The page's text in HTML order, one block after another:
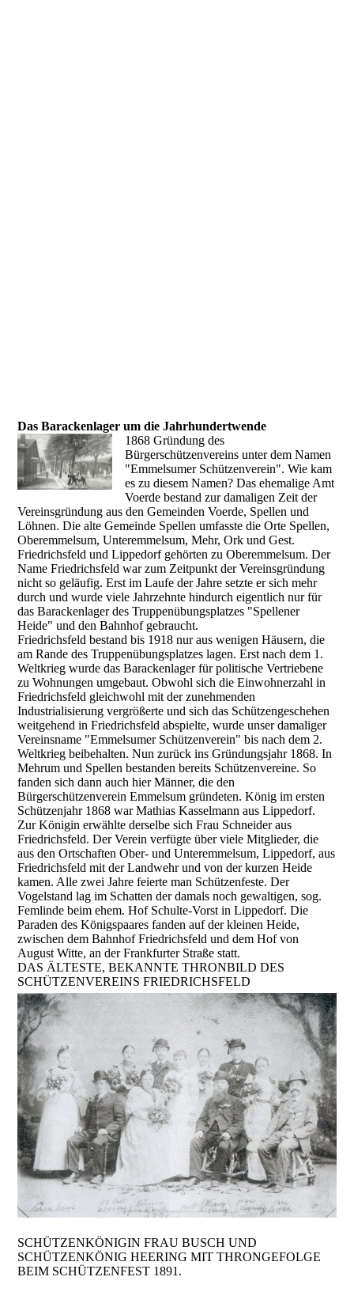
Das Barackenlager um die Jahrhundertwende
1868 Gründung des
Bürgerschützenvereins unter dem Namen
"Emmelsumer Schützenverein". Wie kam
es zu diesem Namen? Das ehemalige Amt
Voerde bestand zur damaligen Zeit der
Vereinsgründung aus den Gemeinden Voerde, Spellen und
Löhnen. Die alte Gemeinde Spellen umfasste die Orte Spellen,
Oberemmelsum, Unteremmelsum, Mehr, Ork und Gest.
Friedrichsfeld und Lippedorf gehörten zu Oberemmelsum. Der
Name Friedrichsfeld war zum Zeitpunkt der Vereinsgründung
nicht so geläufig. Erst im Laufe der Jahre setzte er sich mehr
durch und wurde viele Jahrzehnte hindurch eigentlich nur für
das Barackenlager des Truppenübungsplatzes "Spellener
Heide" und den Bahnhof gebraucht.
Friedrichsfeld bestand bis 1918 nur aus wenigen Häusern, die
am Rande des Truppenübungsplatzes lagen. Erst nach dem 1.
Weltkrieg wurde das Barackenlager für politische Vertriebene
zu Wohnungen umgebaut. Obwohl sich die Einwohnerzahl in
Friedrichsfeld gleichwohl mit der zunehmenden
Industrialisierung vergrößerte und sich das Schützengeschehen
weitgehend in Friedrichsfeld abspielte, wurde unser damaliger
Vereinsname "Emmelsumer Schützenverein" bis nach dem 2.
Weltkrieg beibehalten. Nun zurück ins Gründungsjahr 1868. In
Mehrum und Spellen bestanden bereits Schützenvereine. So
fanden sich dann auch hier Männer, die den
Bürgerschützenverein Emmelsum gründeten. König im ersten
Schützenjahr 1868 war Mathias Kasselmann aus Lippedorf.
Zur Königin erwählte derselbe sich Frau Schneider aus
Friedrichsfeld. Der Verein verfügte über viele Mitglieder, die
aus den Ortschaften Ober- und Unteremmelsum, Lippedorf, aus
Friedrichsfeld mit der Landwehr und von der kurzen Heide
kamen. Alle zwei Jahre feierte man Schützenfeste. Der
Vogelstand lag im Schatten der damals noch gewaltigen, sog.
Femlinde beim ehem. Hof Schulte-Vorst in Lippedorf. Die
Paraden des Königspaares fanden auf der kleinen Heide,
zwischen dem Bahnhof Friedrichsfeld und dem Hof von
August Witte, an der Frankfurter Straße statt.
DAS ÄLTESTE, BEKANNTE THRONBILD DES
SCHÜTZENVEREINS FRIEDRICHSFELD
SCHÜTZENKÖNIGIN FRAU BUSCH UND
SCHÜTZENKÖNIG HEERING MIT THRONGEFOLGE
BEIM SCHÜTZENFEST 1891.